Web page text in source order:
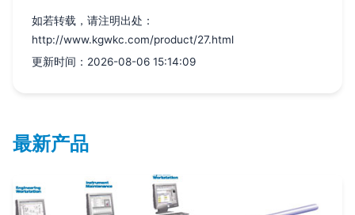
如若转载，请注明出处：
http://www.kgwkc.com/product/27.html
更新时间：2026-08-06 15:14:09
最新产品